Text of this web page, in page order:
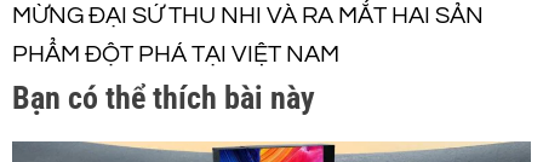
h
ư
ớ
MỪNG ĐẠI SỨ THU NHI VÀ RA MẮT HAI SẢN
PHẨM ĐỘT PHÁ TẠI VIỆT NAM
Bạn có thể thích bài này